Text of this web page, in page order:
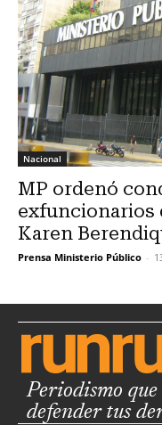
Nacional
MP ordenó
exfuncionarios
Karen
Prensa Ministerio Público -
Periodismo
defender tus